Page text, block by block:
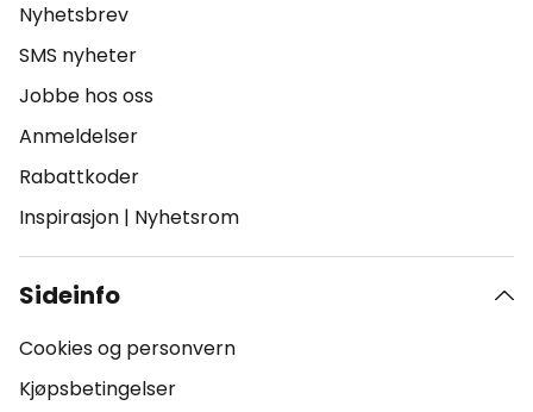
Nyhetsbrev
SMS nyheter
Jobbe hos oss
Anmeldelser
Rabattkoder
Inspirasjon | Nyhetsrom
Sideinfo
Cookies og personvern
Kjøpsbetingelser